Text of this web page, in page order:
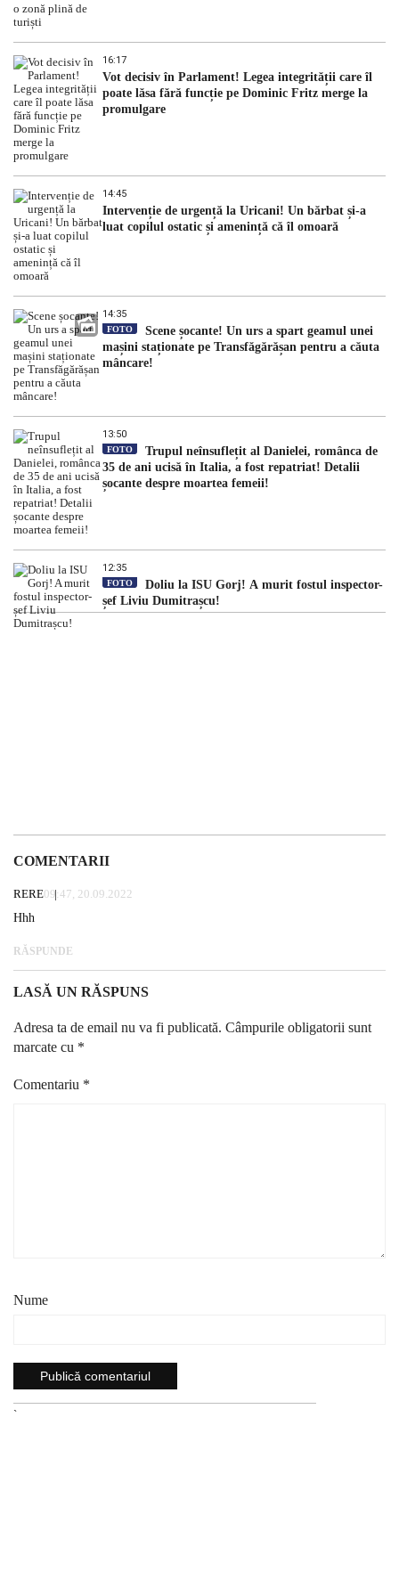
16:17
Vot decisiv în Parlament! Legea integrității care îl
poate lăsa fără funcție pe Dominic Fritz merge la
promulgare
14:45
Intervenție de urgență la Uricani! Un bărbat și-a
luat copilul ostatic și amenință că îl omoară
14:35
FOTO
Scene șocante! Un urs a spart geamul unei
mașini staționate pe Transfăgărășan pentru a căuta
mâncare!
13:50
FOTO
Trupul neînsuflețit al Danielei, românca de
35 de ani ucisă în Italia, a fost repatriat! Detalii
șocante despre moartea femeii!
12:35
FOTO
Doliu la ISU Gorj! A murit fostul inspector-
șef Liviu Dumitrașcu!
COMENTARII
RERE09:47, 20.09.2022
Hhh
RĂSPUNDE
LASĂ UN RĂSPUNS
Adresa ta de email nu va fi publicată. Câmpurile obligatorii sunt
marcate cu *
Comentariu *
Nume
`